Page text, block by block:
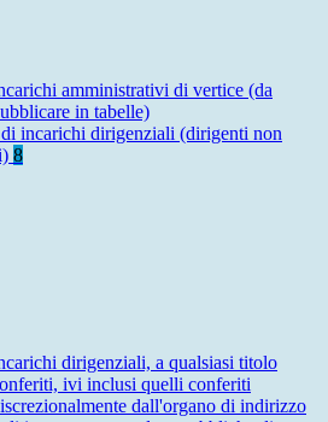
amministrativi di vertice (da
in tabelle)
incarichi dirigenziali (dirigenti non
8
dirigenziali, a qualsiasi titolo
ivi inclusi quelli conferiti
dall'organo di indirizzo